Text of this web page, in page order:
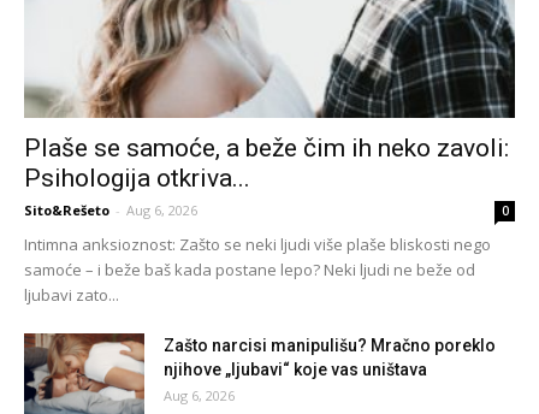
Plaše se samoće, a beže čim ih neko zavoli:
Psihologija otkriva...
Sito&Rešeto - Aug 6, 2026 0
Intimna anksioznost: Zašto se neki ljudi više plaše bliskosti nego
samoće – i beže baš kada postane lepo? Neki ljudi ne beže od
ljubavi zato...
Zašto narcisi manipulišu? Mračno poreklo
njihove „ljubavi“ koje vas uništava
Aug 6, 2026